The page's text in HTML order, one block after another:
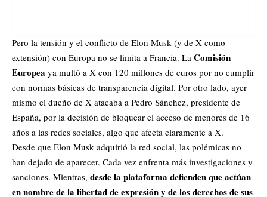
Pero la tensión y el conflicto de Elon Musk (y de X como
extensión) con Europa no se limita a Francia. La Comisión
Europea ya multó a X con 120 millones de euros por no cumplir
con normas básicas de transparencia digital. Por otro lado, ayer
mismo el dueño de X atacaba a Pedro Sánchez, presidente de
España, por la decisión de bloquear el acceso de menores de 16
años a las redes sociales, algo que afecta claramente a X.
Desde que Elon Musk adquirió la red social, las polémicas no
han dejado de aparecer. Cada vez enfrenta más investigaciones y
sanciones. Mientras, desde la plataforma defienden que actúan
en nombre de la libertad de expresión y de los derechos de sus